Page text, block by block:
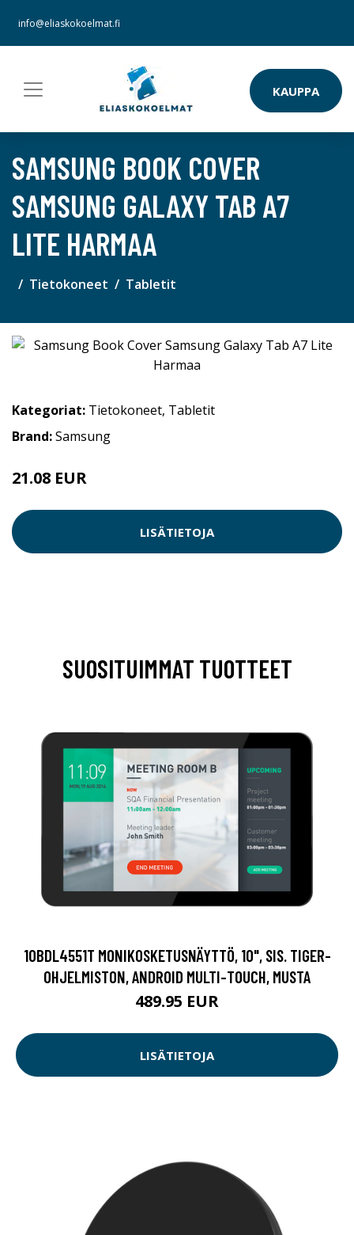
info@eliaskokoelmat.fi
KAUPPA
SAMSUNG BOOK COVER
SAMSUNG GALAXY TAB A7
LITE HARMAA
Tietokoneet Tabletit
Kategoriat: Tietokoneet, Tabletit
Brand:Samsung
21.08 EUR
LISÄTIETOJA
SUOSITUIMMAT TUOTTEET
10BDL4551T MONIKOSKETUSNÄYTTÖ, 10", SIS. TIGER-
OHJELMISTON, ANDROID MULTI-TOUCH, MUSTA
489.95 EUR
LISÄTIETOJA